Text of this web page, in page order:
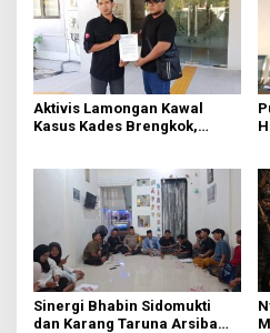
Aktivis Lamongan Kawal
Kasus Kades Brengkok,
Sinergi Bhabin Sidomukti
dan Karang Taruna Arsiba